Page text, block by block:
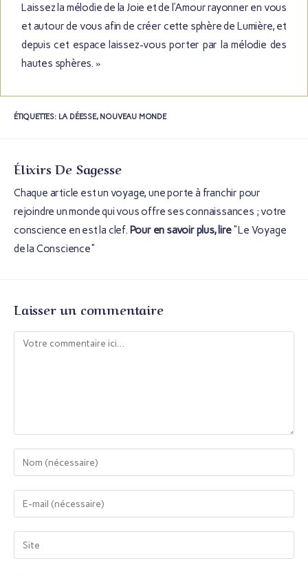
Laissez la mélodie de la Joie et de l’Amour rayonner en vous
et autour de vous afin de créer cette sphère de Lumière, et
depuis cet espace laissez-vous porter par la mélodie des
hautes sphères. »
ÉTIQUETTES: LA DÉESSE, NOUVEAU MONDE
Élixirs De Sagesse
Chaque article est un voyage, une porte à franchir pour
rejoindre un monde qui vous offre ses connaissances ; votre
conscience en est la clef. Pour en savoir plus, lire"Le Voyage
de la Conscience"
Laisser un commentaire